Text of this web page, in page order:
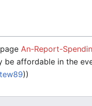
An-Report-
affordable in the
))